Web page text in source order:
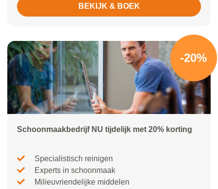
BEKIJK & BOEK
-20%
Schoonmaakbedrijf NU tijdelijk met 20% korting
Specialistisch reinigen
Experts in schoonmaak
Milieuvriendelijke middelen